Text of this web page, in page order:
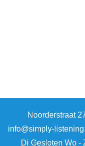
Noorderstraat
info@simply-
Di Gesloten Wo -